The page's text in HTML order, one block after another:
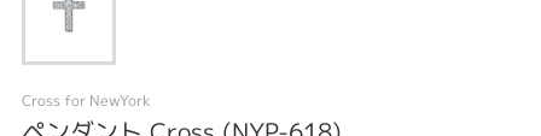
Cross for NewYork